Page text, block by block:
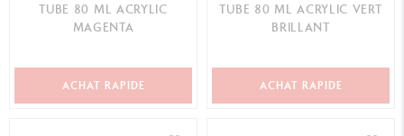
TUBE 80 ML ACRYLIC
MAGENTA
ACHAT RAPIDE
TUBE 80 ML ACRYLIC VERT
BRILLANT
ACHAT RAPIDE